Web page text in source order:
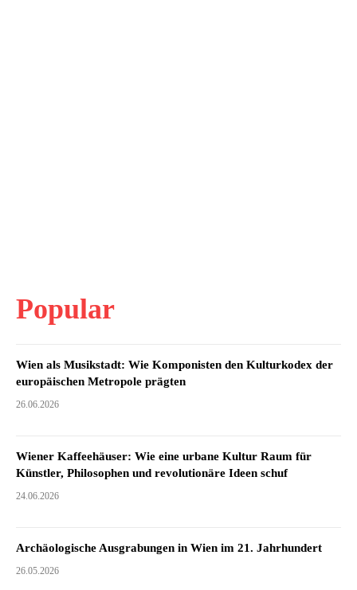
Popular
Wien als Musikstadt: Wie Komponisten den Kulturkodex der
europäischen Metropole prägten
26.06.2026
Wiener Kaffeehäuser: Wie eine urbane Kultur Raum für
Künstler, Philosophen und revolutionäre Ideen schuf
24.06.2026
Archäologische Ausgrabungen in Wien im 21. Jahrhundert
26.05.2026